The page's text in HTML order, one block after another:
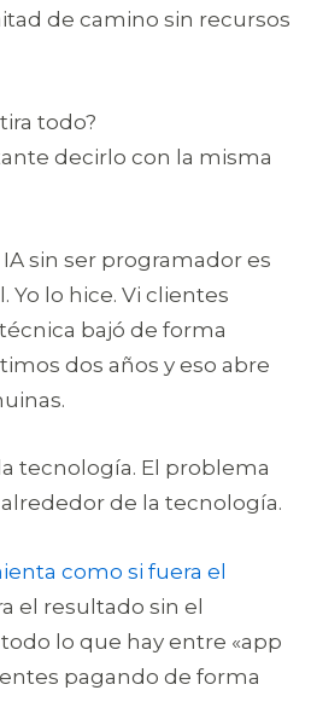
de camino sin recursos
todo?
decirlo con la misma
sin ser programador es
Yo lo hice. Vi clientes
bajó de forma
dos años y eso abre
tecnología. El problema
de la tecnología.
como si fuera el
el resultado sin el
lo que hay entre «app
pagando de forma